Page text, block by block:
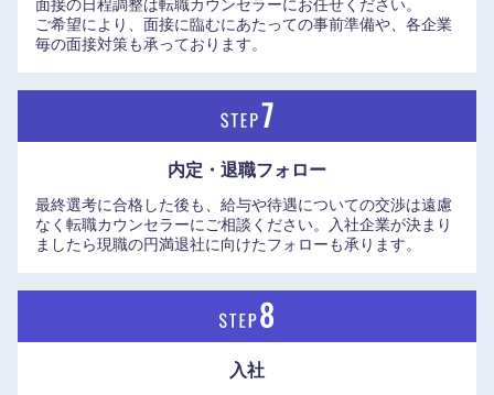
面接の日程調整は転職カウンセラーにお任せください。
ご希望により、面接に臨むにあたっての事前準備や、各企業
毎の面接対策も承っております。
内定・退職フォロー
最終選考に合格した後も、給与や待遇についての交渉は遠慮
なく転職カウンセラーにご相談ください。入社企業が決まり
ましたら現職の円満退社に向けたフォローも承ります。
入社
高知県